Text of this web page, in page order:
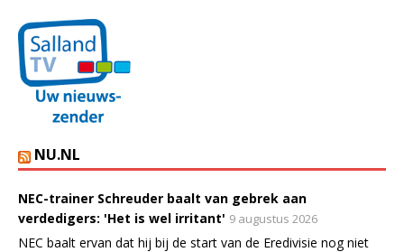
NU.NL
NEC-trainer Schreuder baalt van gebrek aan
verdedigers: 'Het is wel irritant' 9 augustus 2026
NEC baalt ervan dat hij bij de start van de Eredivisie nog niet